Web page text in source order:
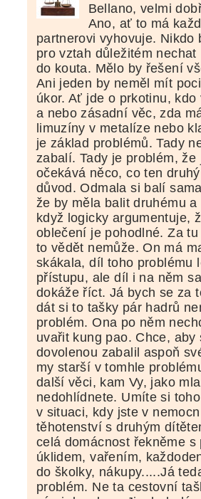
Bellano, velmi
Ano, ať to má
partnerovi vyhovuje. Nikdo
pro vztah důležitém
do kouta. Mělo by řešení
Ani jeden by neměl mít
úkor. Ať jde o prkotinu,
a nebo zásadní věc, zda
limuzíny v metalíze nebo
je základ problémů. Tady
zabalí. Tady je problém,
očekává něco, co ten
důvod. Odmala si balí
že by měla balit druhému
když logicky argumentuje,
oblečení je pohodlné. Za
to vědět nemůže. On má
skákala, díl toho problému
přístupu, ale díl i na něm
dokáže říct. Já bych se za
dát si to tašky pár hadrů
problém. Ona po něm
uvařit kung pao. Chce,
dovolenou zabalil aspoň
my starší v tomhle
další věci, kam Vy, jako
nedohlídnete. Umíte si
v situaci, kdy jste v
těhotenství s druhým
celá domácnost řekněme s
úklidem, vařením,
do školky, nákupy.....Já
problém. Ne ta cestovní